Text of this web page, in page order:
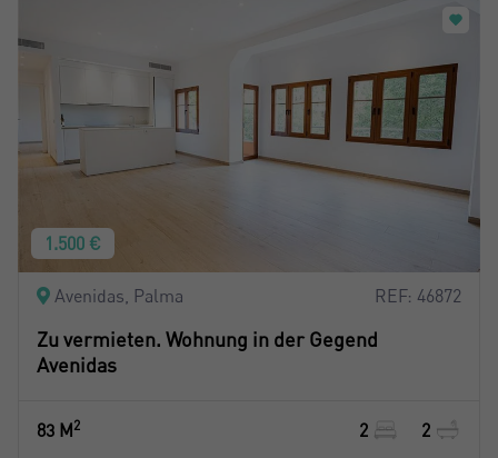
1.500 €
Avenidas, Palma REF: 46872
Zu vermieten. Wohnung in der Gegend
Avenidas
83 M2 2 2